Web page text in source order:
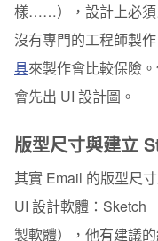
樣……），設計上必須
沒有專門的工程師製
具來製作會比較保險
會先出 UI 設計圖。
版型尺寸與建立
其實 Email 的版型尺
UI 設計軟體：Sketch
製軟體），他有建議